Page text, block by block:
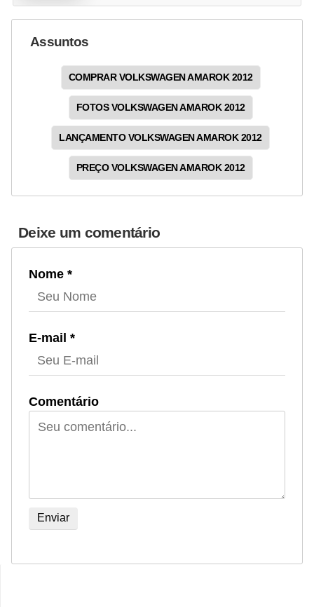
Assuntos
COMPRAR VOLKSWAGEN AMAROK 2012
FOTOS VOLKSWAGEN AMAROK 2012
LANÇAMENTO VOLKSWAGEN AMAROK 2012
PREÇO VOLKSWAGEN AMAROK 2012
Deixe um comentário
Nome *
E-mail *
Comentário
ã
ç
a
e
e
g
r
o